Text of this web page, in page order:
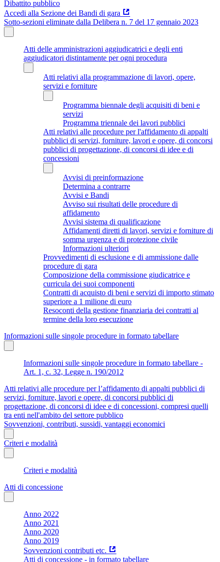
Dibattito pubblico
Accedi alla Sezione dei Bandi di gara
Sotto-sezioni eliminate dalla Delibera n. 7 del 17 gennaio 2023
Atti delle amministrazioni aggiudicatrici e degli enti
aggiudicatori distintamente per ogni procedura
Atti relativi alla programmazione di lavori, opere,
servizi e forniture
Programma biennale degli acquisiti di beni e
servizi
Programma triennale dei lavori pubblici
Atti relativi alle procedure per l'affidamento di appalti
pubblici di servizi, forniture, lavori e opere, di concorsi
pubblici di progettazione, di concorsi di idee e di
concessioni
Avvisi di preinformazione
Determina a contrarre
Avvisi e Bandi
Avviso sui risultati delle procedure di
affidamento
Avvisi sistema di qualificazione
Affidamenti diretti di lavori, servizi e forniture di
somma urgenza e di protezione civile
Informazioni ulteriori
Provvedimenti di esclusione e di ammissione dalle
procedure di gara
Composizione della commissione giudicatrice e
curricula dei suoi componenti
Contratti di acquisto di beni e servizi di importo stimato
superiore a 1 milione di euro
Resoconti della gestione finanziaria dei contratti al
termine della loro esecuzione
Informazioni sulle singole procedure in formato tabellare
Informazioni sulle singole procedure in formato tabellare -
Art. 1, c. 32, Legge n. 190/2012
Atti relativi alle procedure per l’affidamento di appalti pubblici di
servizi, forniture, lavori e opere, di concorsi pubblici di
progettazione, di concorsi di idee e di concessioni, compresi quelli
tra enti nell'ambito del settore pubblico
Sovvenzioni, contributi, sussidi, vantaggi economici
Criteri e modalità
Criteri e modalità
Atti di concessione
Anno 2022
Anno 2021
Anno 2020
Anno 2019
Sovvenzioni contributi etc.
Atti di concessione - in formato tabellare